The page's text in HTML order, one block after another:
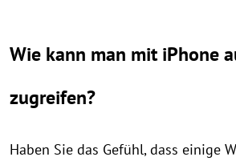
Wie kann man mit iPhone
zugreifen?
Haben Sie das Gefühl, dass einige